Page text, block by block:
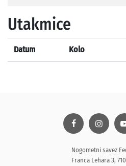
Utakmice
Datum Kolo
Nogometni savez
Franca Lehara 3,